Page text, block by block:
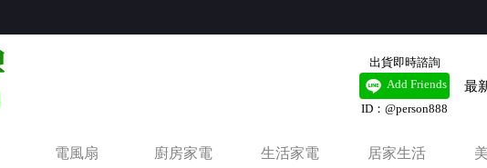
電風扇 廚房家電 生活家電 居家生活
出貨即時諮詢
Add Friends
ID：@person888
最